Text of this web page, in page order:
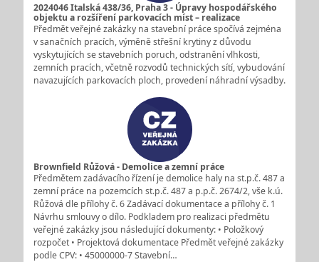
2024046 Italská 438/36, Praha 3 - Úpravy hospodářského
objektu a rozšíření parkovacích míst – realizace
Předmět veřejné zakázky na stavební práce spočívá zejména
v sanačních pracích, výměně střešní krytiny z důvodu
vyskytujících se stavebních poruch, odstranění vlhkosti,
zemních pracích, včetně rozvodů technických sítí, vybudování
navazujících parkovacích ploch, provedení náhradní výsadby.
Brownfield Růžová - Demolice a zemní práce
Předmětem zadávacího řízení je demolice haly na st.p.č. 487 a
zemní práce na pozemcích st.p.č. 487 a p.p.č. 2674/2, vše k.ú.
Růžová dle přílohy č. 6 Zadávací dokumentace a přílohy č. 1
Návrhu smlouvy o dílo. Podkladem pro realizaci předmětu
veřejné zakázky jsou následující dokumenty: • Položkový
rozpočet • Projektová dokumentace Předmět veřejné zakázky
podle CPV: • 45000000-7 Stavební…